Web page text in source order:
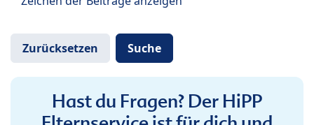
Hast du Fragen? Der HiPP